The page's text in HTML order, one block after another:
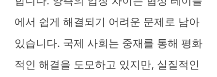
에서 쉽게 해결되기 어려운 문제로 남아
있습니다. 국제 사회는 중재를 통해 평화
적인 해결을 도모하고 있지만, 실질적인